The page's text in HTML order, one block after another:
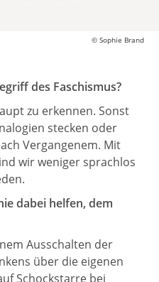
© Sophie Brand
des Faschismus?
zu erkennen. Sonst
stecken oder
Vergangenem. Mit
wir weniger sprachlos
dabei helfen, dem
Ausschalten der
über die eigenen
Schockstarre bei